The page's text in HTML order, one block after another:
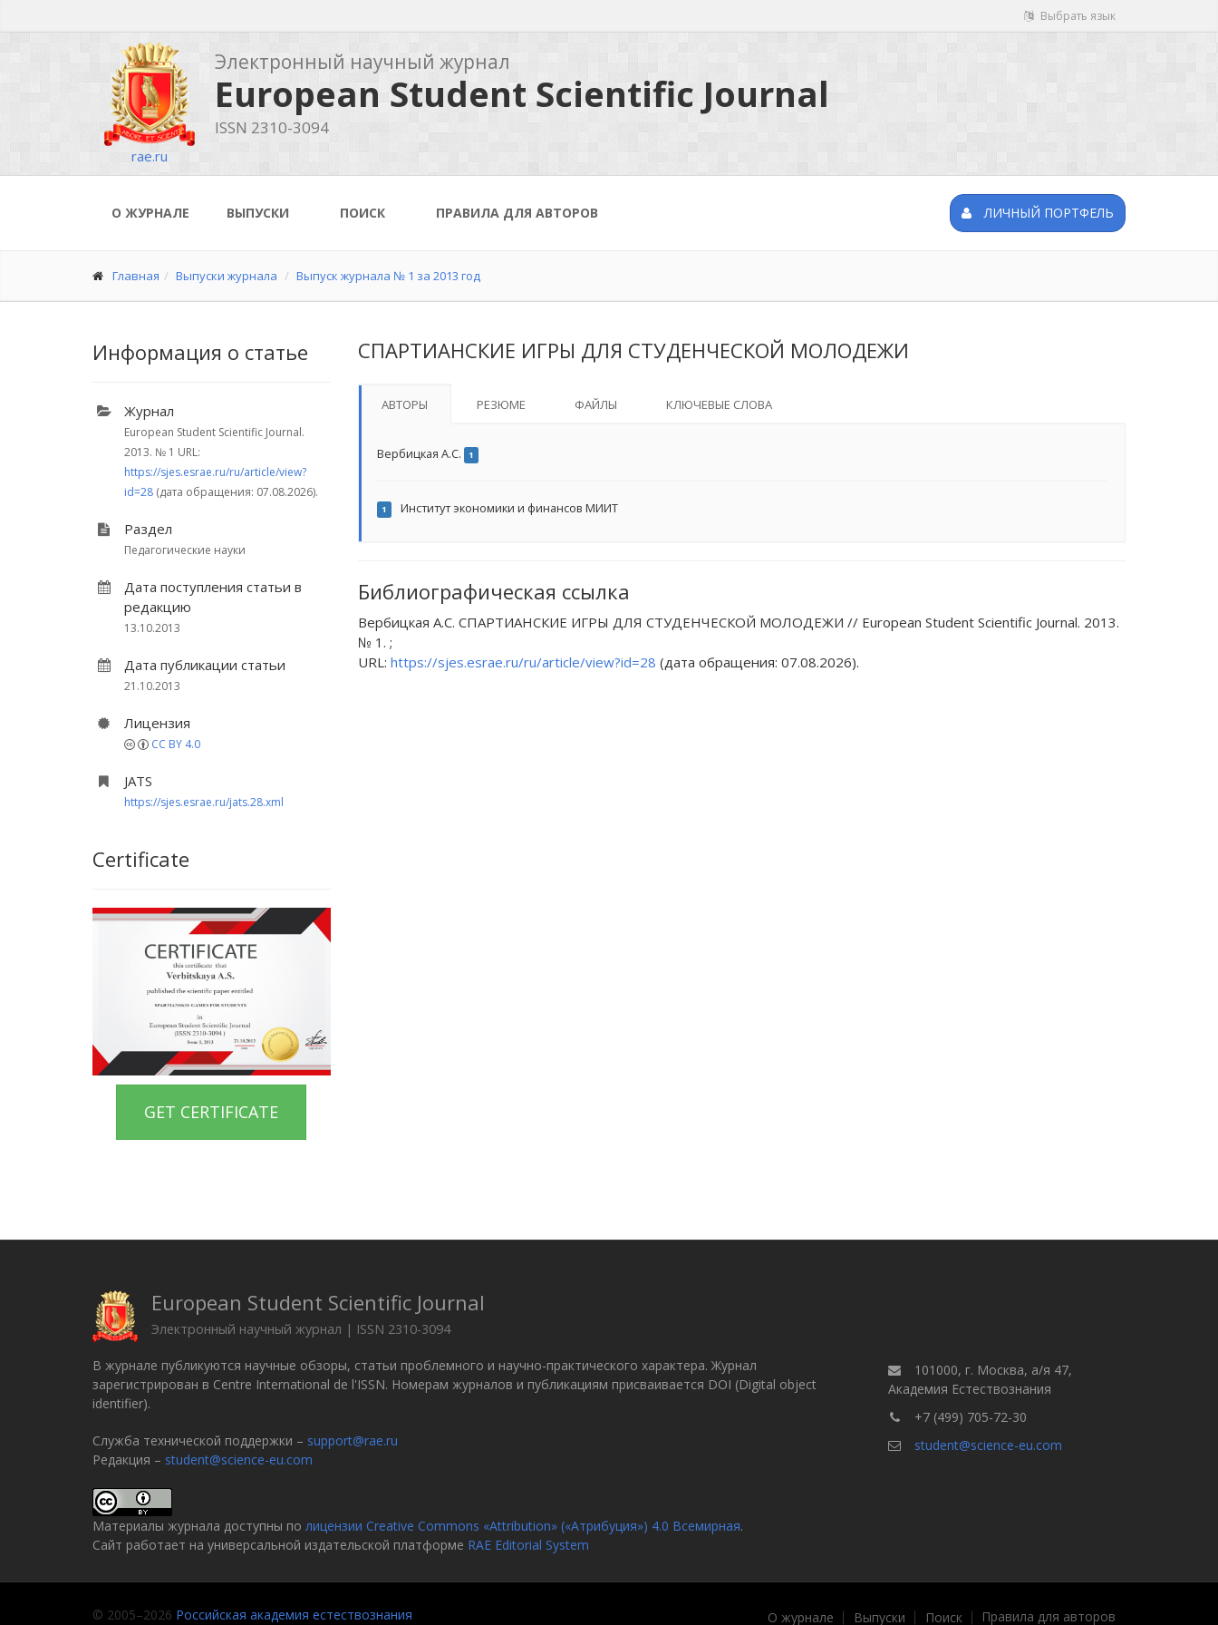
Выбрать язык
rae.ru
Электронный научный журнал
European Student Scientific Journal
ISSN 2310-3094
О ЖУРНАЛЕ ВЫПУСКИ ПОИСК ПРАВИЛА ДЛЯ АВТОРОВ ЛИЧНЫЙ ПОРТФЕЛЬ
Главная Выпуски журнала Выпуск журнала № 1 за 2013 год
Информация о статье
Журнал
European Student Scientific Journal.
2013. № 1 URL:
https://sjes.esrae.ru/ru/article/view?
id=28 (дата обращения: 07.08.2026).
Раздел
Педагогические науки
Дата поступления статьи в
редакцию
13.10.2013
Дата публикации статьи
21.10.2013
Лицензия
CC BY 4.0
JATS
https://sjes.esrae.ru/jats.28.xml
Certificate
GET CERTIFICATE
СПАРТИАНСКИЕ ИГРЫ ДЛЯ СТУДЕНЧЕСКОЙ МОЛОДЕЖИ
АВТОРЫ РЕЗЮМЕ ФАЙЛЫ КЛЮЧЕВЫЕ СЛОВА
Вербицкая А.С. 1
1 Институт экономики и финансов МИИТ
Библиографическая ссылка
Вербицкая А.С. СПАРТИАНСКИЕ ИГРЫ ДЛЯ СТУДЕНЧЕСКОЙ МОЛОДЕЖИ // European Student Scientific Journal. 2013.
№ 1. ;
URL: https://sjes.esrae.ru/ru/article/view?id=28 (дата обращения: 07.08.2026).
European Student Scientific Journal
Электронный научный журнал | ISSN 2310-3094
В журнале публикуются научные обзоры, статьи проблемного и научно-практического характера. Журнал
зарегистрирован в Centre International de l'ISSN. Номерам журналов и публикациям присваивается DOI (Digital object
identifier).
Служба технической поддержки – support@rae.ru
Редакция – student@science-eu.com
101000, г. Москва, а/я 47,
Академия Естествознания
+7 (499) 705-72-30
student@science-eu.com
Материалы журнала доступны по лицензии Creative Commons «Attribution» («Атрибуция») 4.0 Всемирная.
Сайт работает на универсальной издательской платформе RAE Editorial System
© 2005–2026 Российская академия естествознания О журнале Выпуски Поиск Правила для авторов